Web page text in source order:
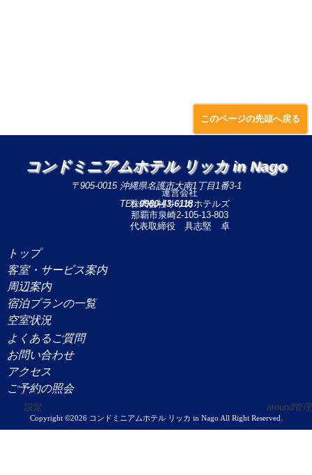
このページの先頭へ戻る
運営会社
株式会社リッカホテルズ
那覇市泉崎2-105-13-803
代表取締役 具志堅 卓
コンドミニアムホテル リッカ in Nago
〒905-0015 沖縄県名護市大南1丁目1番3-1
TEL:0980-43-6118
トップ
客室・サービス案内
周辺案内
宿泊プランの一覧
空室状況
よくあるご質問
お問い合わせ
アクセス
ご予約の照会
設定 around管理
Copyright ©2026 コンドミニアムホテル リッカ in Nago All Right Reserved.